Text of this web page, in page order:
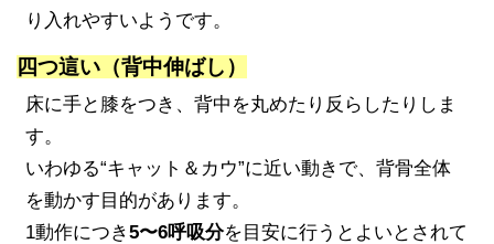
り入れやすいようです。
四つ這い（背中伸ばし）
床に手と膝をつき、背中を丸めたり反らしたりしま
す。
いわゆる“キャット＆カウ”に近い動きで、背骨全体
を動かす目的があります。
1動作につき5〜6呼吸分を目安に行うとよいとされて